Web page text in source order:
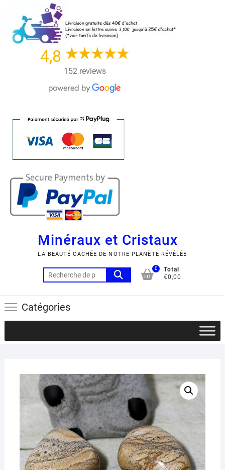
content
4,8
152 reviews
Minéraux et Cristaux
LA BEAUTÉ CACHÉE DE NOTRE PLANÈTE RÉVÉLÉE
Recherche
pour :
0
Total
€0,00
Catégories